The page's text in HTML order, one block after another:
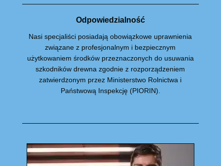
Odpowiedzialność
Nasi specjaliści posiadają obowiązkowe uprawnienia
związane z profesjonalnym i bezpiecznym
użytkowaniem środków przeznaczonych do usuwania
szkodników drewna zgodnie z rozporządzeniem
zatwierdzonym przez Ministerstwo Rolnictwa i
Państwową Inspekcję (PIORIN).